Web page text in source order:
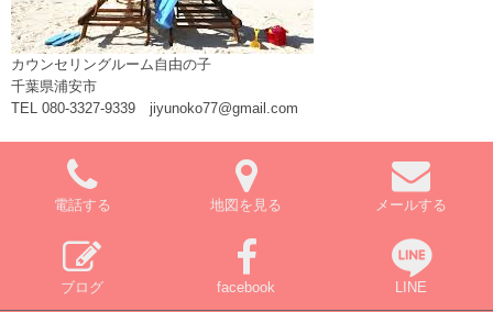
カウンセリングルーム自由の子
千葉県浦安市
TEL 080-3327-9339 jiyunoko77@gmail.com
電話する 地図を見る メールする
ブログ facebook LINE